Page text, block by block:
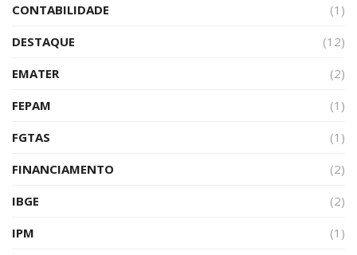
CONTABILIDADE
(1)
DESTAQUE
(12)
EMATER
(2)
FEPAM
(1)
FGTAS
(1)
FINANCIAMENTO
(2)
IBGE
(2)
IPM
(1)